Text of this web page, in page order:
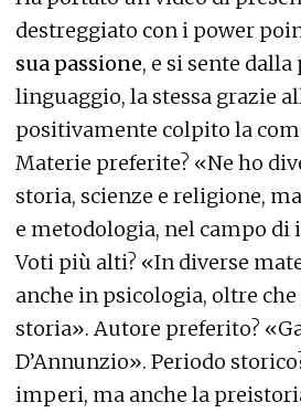
destreggiato con i power
sua passione, e si sente
linguaggio, la stessa grazie
positivamente colpito la
Materie preferite? «Ne ho
storia, scienze e religione,
e metodologia, nel campo di
Voti più alti? «In diverse
anche in psicologia, oltre
storia». Autore preferito?
D’Annunzio». Periodo
imperi, ma anche la